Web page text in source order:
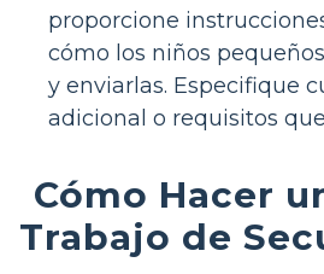
proporcione
cómo los niños
y enviarlas. Especifique
adicional o requisitos
Cómo Hacer
Trabajo de